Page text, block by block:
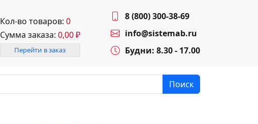
Кол-во товаров: 0
Сумма заказа: 0,00₽
Перейти в заказ
8 (800) 300-38-69
info@sistemab.ru
Будни: 8.30 - 17.00
Поиск